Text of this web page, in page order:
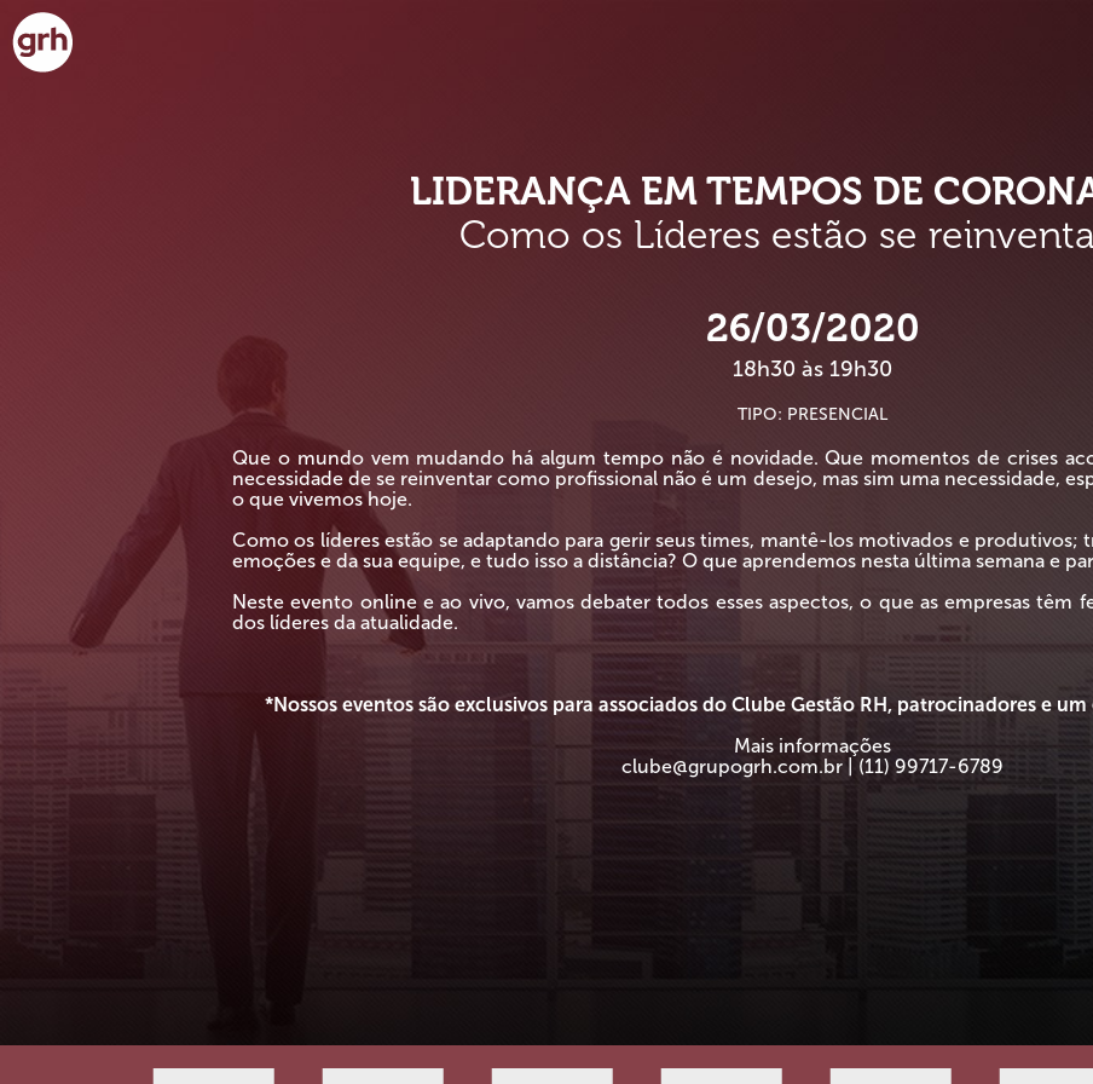
LIDERANÇA EM TEMPOS DE
Como os Líderes estão se
26/03/2020
18h30 às 19h30
TIPO: PRESENCIAL
Que o mundo vem mudando há algum tempo não é novidade. Que momentos de crises
necessidade de se reinventar como profissional não é um desejo, mas sim uma necessidade,
o que vivemos hoje.
Como os líderes estão se adaptando para gerir seus times, mantê-los motivados e produtivos;
emoções e da sua equipe, e tudo isso a distância? O que aprendemos nesta última semana e
Neste evento online e ao vivo, vamos debater todos esses aspectos, o que as empresas têm
dos líderes da atualidade.
*Nossos eventos são exclusivos para associados do Clube Gestão RH, patrocinadores e
Mais informações
clube@grupogrh.com.br | (11) 99717-6789